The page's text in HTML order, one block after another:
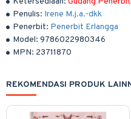
Penulis: Irene M.j.a.-dkk
Penerbit: Penerbit Erlangga
Model: 9786022980346
MPN: 23711870
REKOMENDASI PRODUK